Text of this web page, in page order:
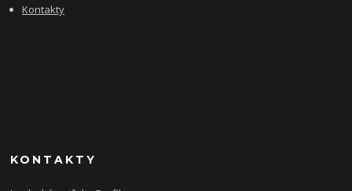
Kontakty
KONTAKTY